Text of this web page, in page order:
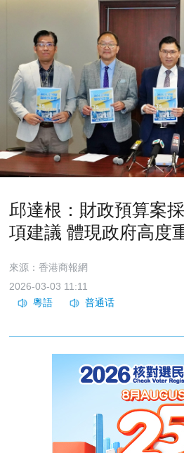
邱達根：財政預算案
項建議 體現政府高度
來源：香港商報網
2026-03-03 11:11